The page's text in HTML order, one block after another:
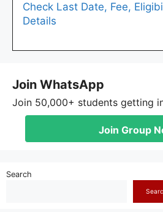
Check Last Date, Fee,
Details
Join WhatsApp
Join 50,000+ students getting
Join Group
Search